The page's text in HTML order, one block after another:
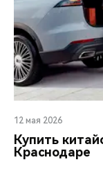
12 мая 2026
Купить
Краснодаре